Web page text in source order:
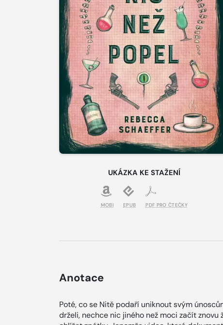
UKÁZKA KE STAŽENÍ
MOBI EPUB PDF PRO ČTEČKY
Anotace
Poté, co se Nitě podaří uniknout svým
drželi, nechce nic jiného než moci začít